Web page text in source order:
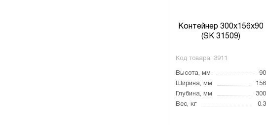
Контейнер 300х156х90
(SK 31509)
Код товара: 3911
Высота, мм
90
Ширина, мм
156
Глубина, мм
300
Вес, кг
0.3